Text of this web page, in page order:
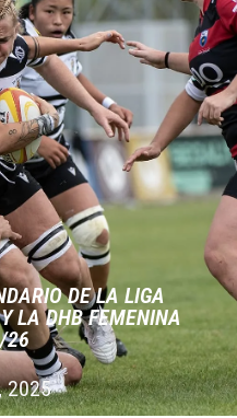
DE LA LIGA
LA DHB FEMENINA
26
2025